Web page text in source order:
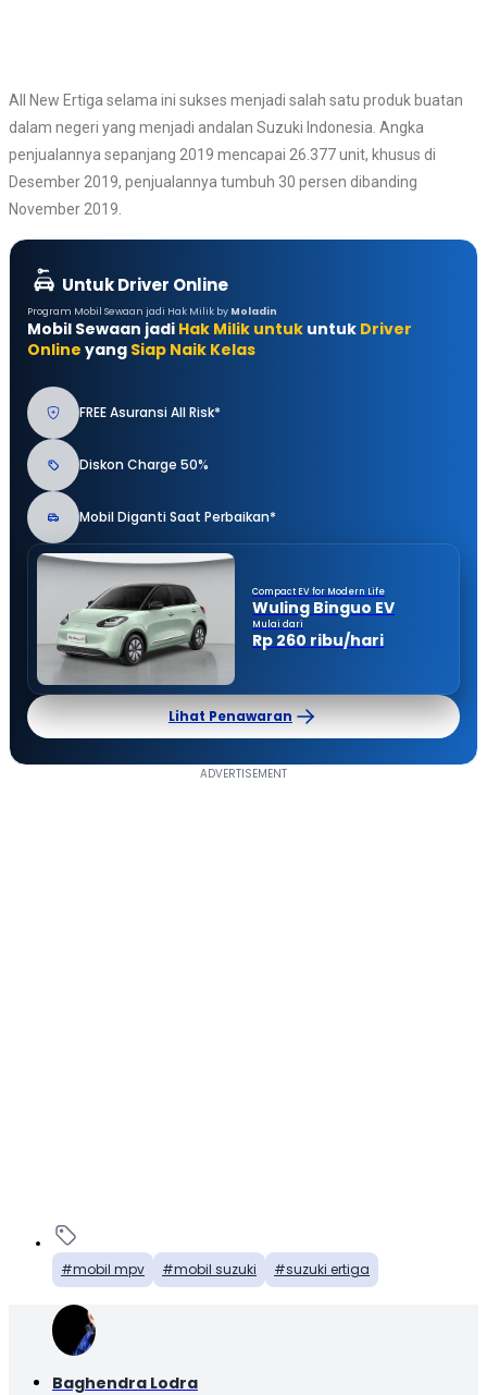
All New Ertiga selama ini sukses menjadi salah satu produk buatan
dalam negeri yang menjadi andalan Suzuki Indonesia. Angka
penjualannya sepanjang 2019 mencapai 26.377 unit, khusus di
Desember 2019, penjualannya tumbuh 30 persen dibanding
November 2019.
Untuk Driver Online
Program Mobil Sewaan jadi Hak Milik by Moladin
Mobil Sewaan jadi Hak Milik untuk untuk Driver
Online yang Siap Naik Kelas
FREE Asuransi All Risk*
Diskon Charge 50%
Mobil Diganti Saat Perbaikan*
Compact EV for Modern Life
Wuling Binguo EV
Mulai dari
Rp 260 ribu/hari
Lihat Penawaran
mobil mpv mobil suzuki suzuki ertiga
Baghendra Lodra